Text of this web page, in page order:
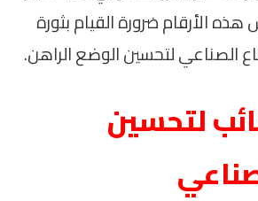
الأرقام ضرورة القيام بثورة
الصناعي لتحسين الوضع الراهن.
لتحسين